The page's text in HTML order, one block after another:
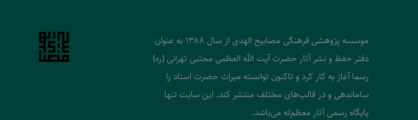
موسسه پژوهشی فرهنگی مصابیح الهدی از سال 1388 به عنوان
دفتر حفظ و نشر آثار حضرت آیت الله العظمی مجتبی تهرانی (ره)
رسما آغاز به کار کرد و تاکنون توانسته میراث حضرت استاد را
ساماندهی و در قالب‌های مختلف منتشر کند. این سایت تنها
پایگاه رسمی آثار معظم‌له می‌باشد.